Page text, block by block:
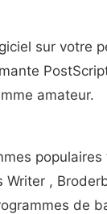
sur votre
amateur.
Writer ,
de